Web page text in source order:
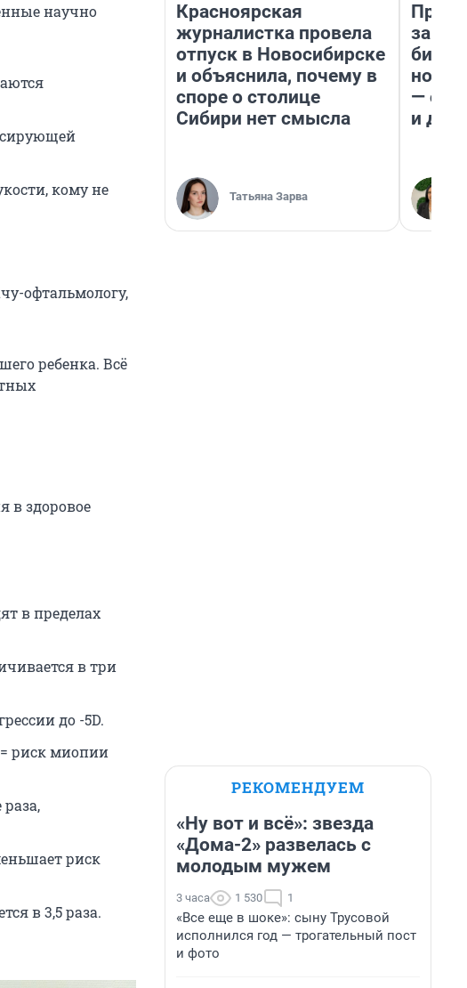
научно
кому не
офтальмологу,
ребенка. Всё
в здоровое
в пределах
в три
до -5D.
= риск миопии
риск
в 3,5 раза.
Красноярская
журналистка провела
отпуск в Новосибирске
и объяснила, почему в
споре о столице
Сибири нет смысла
Татьяна Зарва
— он
и
РЕКОМЕНДУЕМ
«Ну вот и всё»: звезда
«Дома-2» развелась с
молодым мужем
3 часа 1 530 1
«Все еще в шоке»: сыну Трусовой
исполнился год — трогательный пост
и фото